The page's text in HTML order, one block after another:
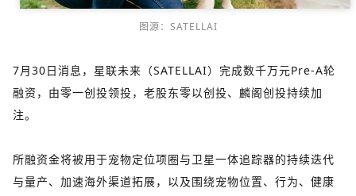
图源：SATELLAI
7月30日消息，星联未来（SATELLAI）完成数千万元Pre‑A轮
融资，由零一创投领投，老股东零以创投、麟阁创投持续加
注。
所融资金将被用于宠物定位项圈与卫星一体追踪器的持续迭代
与量产、加速海外渠道拓展，以及围绕宠物位置、行为、健康